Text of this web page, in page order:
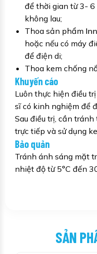
để thời gian từ 3-
không lau;
Thoa sản phẩm
hoặc nếu có máy
để điện di;
Thoa kem chống
Khuyến cáo
Luôn thực hiện điều
sĩ có kinh nghiệm để
Sau điều trị, cần
trực tiếp và sử dụng
Bảo quản
Tránh ánh sáng mặt
nhiệt độ từ 5°C đến
SẢN